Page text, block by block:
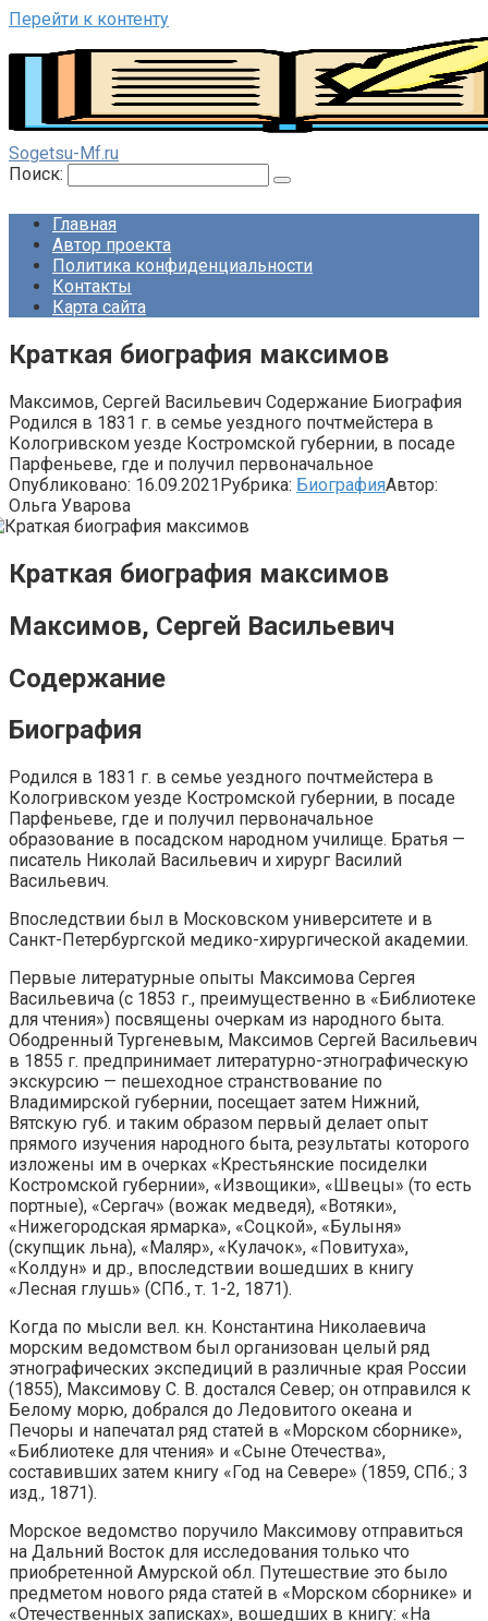
Перейти к контенту
Sogetsu-Mf.ru
Поиск:
Главная
Автор проекта
Политика конфиденциальности
Контакты
Карта сайта
Краткая биография максимов
Максимов, Сергей Васильевич Содержание Биография
Родился в 1831 г. в семье уездного почтмейстера в
Кологривском уезде Костромской губернии, в посаде
Парфеньеве, где и получил первоначальное
Опубликовано: 16.09.2021Рубрика: БиографияАвтор:
Ольга Уварова
Краткая биография максимов
Максимов, Сергей Васильевич
Содержание
Биография
Родился в 1831 г. в семье уездного почтмейстера в
Кологривском уезде Костромской губернии, в посаде
Парфеньеве, где и получил первоначальное
образование в посадском народном училище. Братья —
писатель Николай Васильевич и хирург Василий
Васильевич.
Впоследствии был в Московском университете и в
Санкт-Петербургской медико-хирургической академии.
Первые литературные опыты Максимова Сергея
Васильевича (с 1853 г., преимущественно в «Библиотеке
для чтения») посвящены очеркам из народного быта.
Ободренный Тургеневым, Максимов Сергей Васильевич
в 1855 г. предпринимает литературно-этнографическую
экскурсию — пешеходное странствование по
Владимирской губернии, посещает затем Нижний,
Вятскую губ. и таким образом первый делает опыт
прямого изучения народного быта, результаты которого
изложены им в очерках «Крестьянские посиделки
Костромской губернии», «Извощики», «Швецы» (то есть
портные), «Сергач» (вожак медведя), «Вотяки»,
«Нижегородская ярмарка», «Соцкой», «Булыня»
(скупщик льна), «Маляр», «Кулачок», «Повитуха»,
«Колдун» и др., впоследствии вошедших в книгу
«Лесная глушь» (СПб., т. 1-2, 1871).
Когда по мысли вел. кн. Константина Николаевича
морским ведомством был организован целый ряд
этнографических экспедиций в различные края России
(1855), Максимову С. В. достался Север; он отправился к
Белому морю, добрался до Ледовитого океана и
Печоры и напечатал ряд статей в «Морском сборнике»,
«Библиотеке для чтения» и «Сыне Отечества»,
составивших затем книгу «Год на Севере» (1859, СПб.; 3
изд., 1871).
Морское ведомство поручило Максимову отправиться
на Дальний Восток для исследования только что
приобретенной Амурской обл. Путешествие это было
предметом нового ряда статей в «Морском сборнике» и
«Отечественных записках», вошедших в книгу: «На